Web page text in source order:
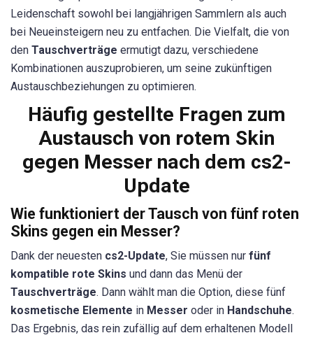
Leidenschaft sowohl bei langjährigen Sammlern als auch
bei Neueinsteigern neu zu entfachen. Die Vielfalt, die von
den Tauschverträge ermutigt dazu, verschiedene
Kombinationen auszuprobieren, um seine zukünftigen
Austauschbeziehungen zu optimieren.
Häufig gestellte Fragen zum
Austausch von rotem Skin
gegen Messer nach dem cs2-
Update
Wie funktioniert der Tausch von fünf roten
Skins gegen ein Messer?
Dank der neuesten cs2-Update, Sie müssen nur fünf
kompatible rote Skins und dann das Menü der
Tauschverträge. Dann wählt man die Option, diese fünf
kosmetische Elemente in Messer oder in Handschuhe.
Das Ergebnis, das rein zufällig auf dem erhaltenen Modell